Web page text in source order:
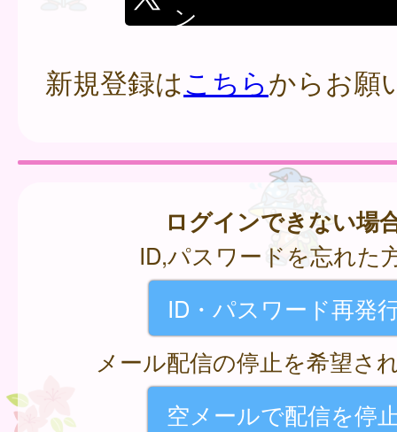
ン
新規登録はこちらからお願
ログインできない場
ID,パスワードを忘れた
ID・パスワード再発
メール配信の停止を希望さ
空メールで配信を停